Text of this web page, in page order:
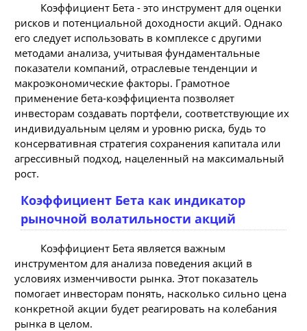
Коэффициент Бета - это инструмент для оценки
рисков и потенциальной доходности акций. Однако
его следует использовать в комплексе с другими
методами анализа, учитывая фундаментальные
показатели компаний, отраслевые тенденции и
макроэкономические факторы. Грамотное
применение бета-коэффициента позволяет
инвесторам создавать портфели, соответствующие их
индивидуальным целям и уровню риска, будь то
консервативная стратегия сохранения капитала или
агрессивный подход, нацеленный на максимальный
рост.
Коэффициент Бета как индикатор
рыночной волатильности акций
Коэффициент Бета является важным
инструментом для анализа поведения акций в
условиях изменчивости рынка. Этот показатель
помогает инвесторам понять, насколько сильно цена
конкретной акции будет реагировать на колебания
рынка в целом.